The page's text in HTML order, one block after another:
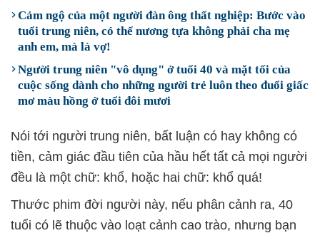
Cảm ngộ của một người đàn ông thất nghiệp: Bước vào
tuổi trung niên, có thể nương tựa không phải cha mẹ
anh em, mà là vợ!
Người trung niên "vô dụng" ở tuổi 40 và mặt tối của
cuộc sống dành cho những người trẻ luôn theo đuổi giấc
mơ màu hồng ở tuổi đôi mươi
Nói tới người trung niên, bất luận có hay không có
tiền, cảm giác đầu tiên của hầu hết tất cả mọi người
đều là một chữ: khổ, hoặc hai chữ: khổ quá!
Thước phim đời người này, nếu phân cảnh ra, 40
tuổi có lẽ thuộc vào loạt cảnh cao trào, nhưng bạn